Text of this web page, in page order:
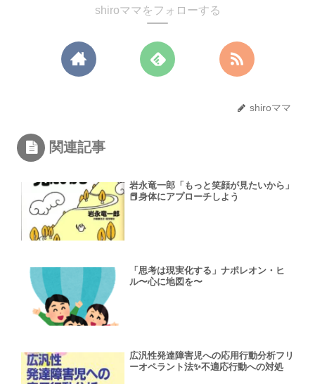
shiroママをフォローする
shiroママ
関連記事
岩永竜一郎「もっと笑顔が見たいから」
📕身体にアプローチしよう
「思考は現実化する」ナポレオン・ヒ
ル〜心に地図を〜
広汎性発達障害児への応用行動分析フリ
ーオペラント法✨不適応行動への対処